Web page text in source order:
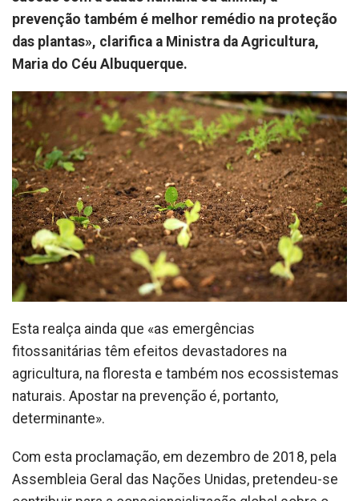
prevenção também é melhor remédio na proteção
das plantas», clarifica a Ministra da Agricultura,
Maria do Céu Albuquerque.
Esta realça ainda que «as emergências
fitossanitárias têm efeitos devastadores na
agricultura, na floresta e também nos ecossistemas
naturais. Apostar na prevenção é, portanto,
determinante».
Com esta proclamação, em dezembro de 2018, pela
Assembleia Geral das Nações Unidas, pretendeu-se